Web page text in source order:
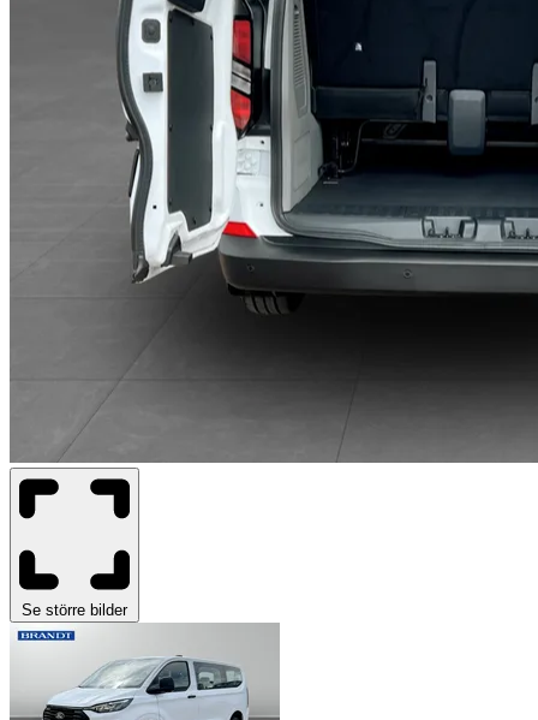
Se större bilder